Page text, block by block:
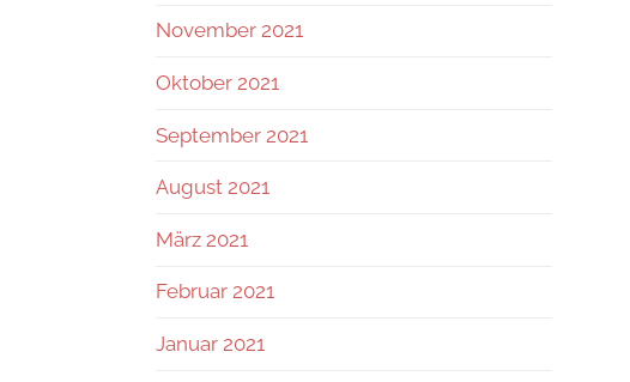
November 2021
Oktober 2021
September 2021
August 2021
März 2021
Februar 2021
Januar 2021